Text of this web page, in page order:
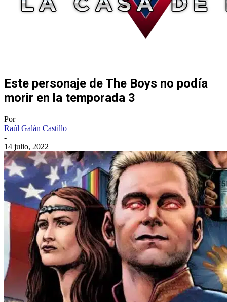
Este personaje de The Boys no podía
morir en la temporada 3
Por
Raúl Galán Castillo
-
14 julio, 2022